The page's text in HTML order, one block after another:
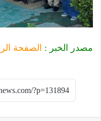
مصدر الخبر : الصفحة